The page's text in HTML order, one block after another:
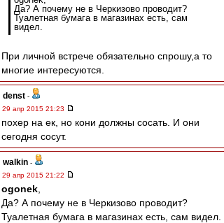
Да? А почему не в Черкизово проводит?
Туалетная бумага в магазинах есть, сам
видел.
При личной встрече обязательно спрошу,а то
многие интересуются.
denst -
29 апр 2015 21:23
похер на ек, но кони должны сосать. И они
сегодня сосут.
walkin -
29 апр 2015 21:22
ogonek
Да? А почему не в Черкизово проводит?
Туалетная бумага в магазинах есть, сам видел.